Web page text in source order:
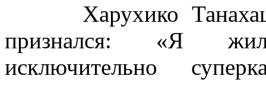
Харухико
признался: «Я жил
исключительно